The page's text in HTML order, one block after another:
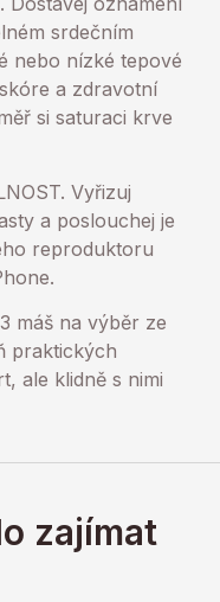
srdečním
nebo nízké tepové
a zdravotní
si saturaci krve
Vyřizuj
a poslouchej je
reproduktoru
máš na výběr ze
praktických
ale klidně s nimi
zajímat